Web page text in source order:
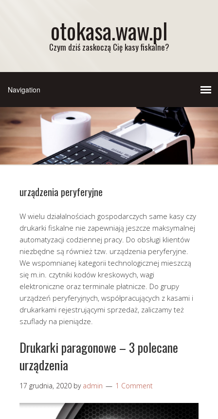
otokasa.waw.pl
Czym dziś zaskoczą Cię kasy fiskalne?
urządzenia peryferyjne
W wielu działalnościach gospodarczych same kasy czy
drukarki fiskalne nie zapewniają jeszcze maksymalnej
automatyzacji codziennej pracy. Do obsługi klientów
niezbędne są również tzw. urządzenia peryferyjne.
We wspomnianej kategorii technologicznej mieszczą
się m.in. czytniki kodów kreskowych, wagi
elektroniczne oraz terminale płatnicze. Do grupy
urządzeń peryferyjnych, współpracujących z kasami i
drukarkami rejestrującymi sprzedaż, zaliczamy też
szuflady na pieniądze.
Drukarki paragonowe – 3 polecane
urządzenia
17 grudnia, 2020 by admin 1 Comment